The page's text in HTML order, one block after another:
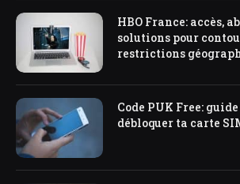
HBO France: accès,
solutions pour
restrictions
Code PUK Free:
débloquer ta carte